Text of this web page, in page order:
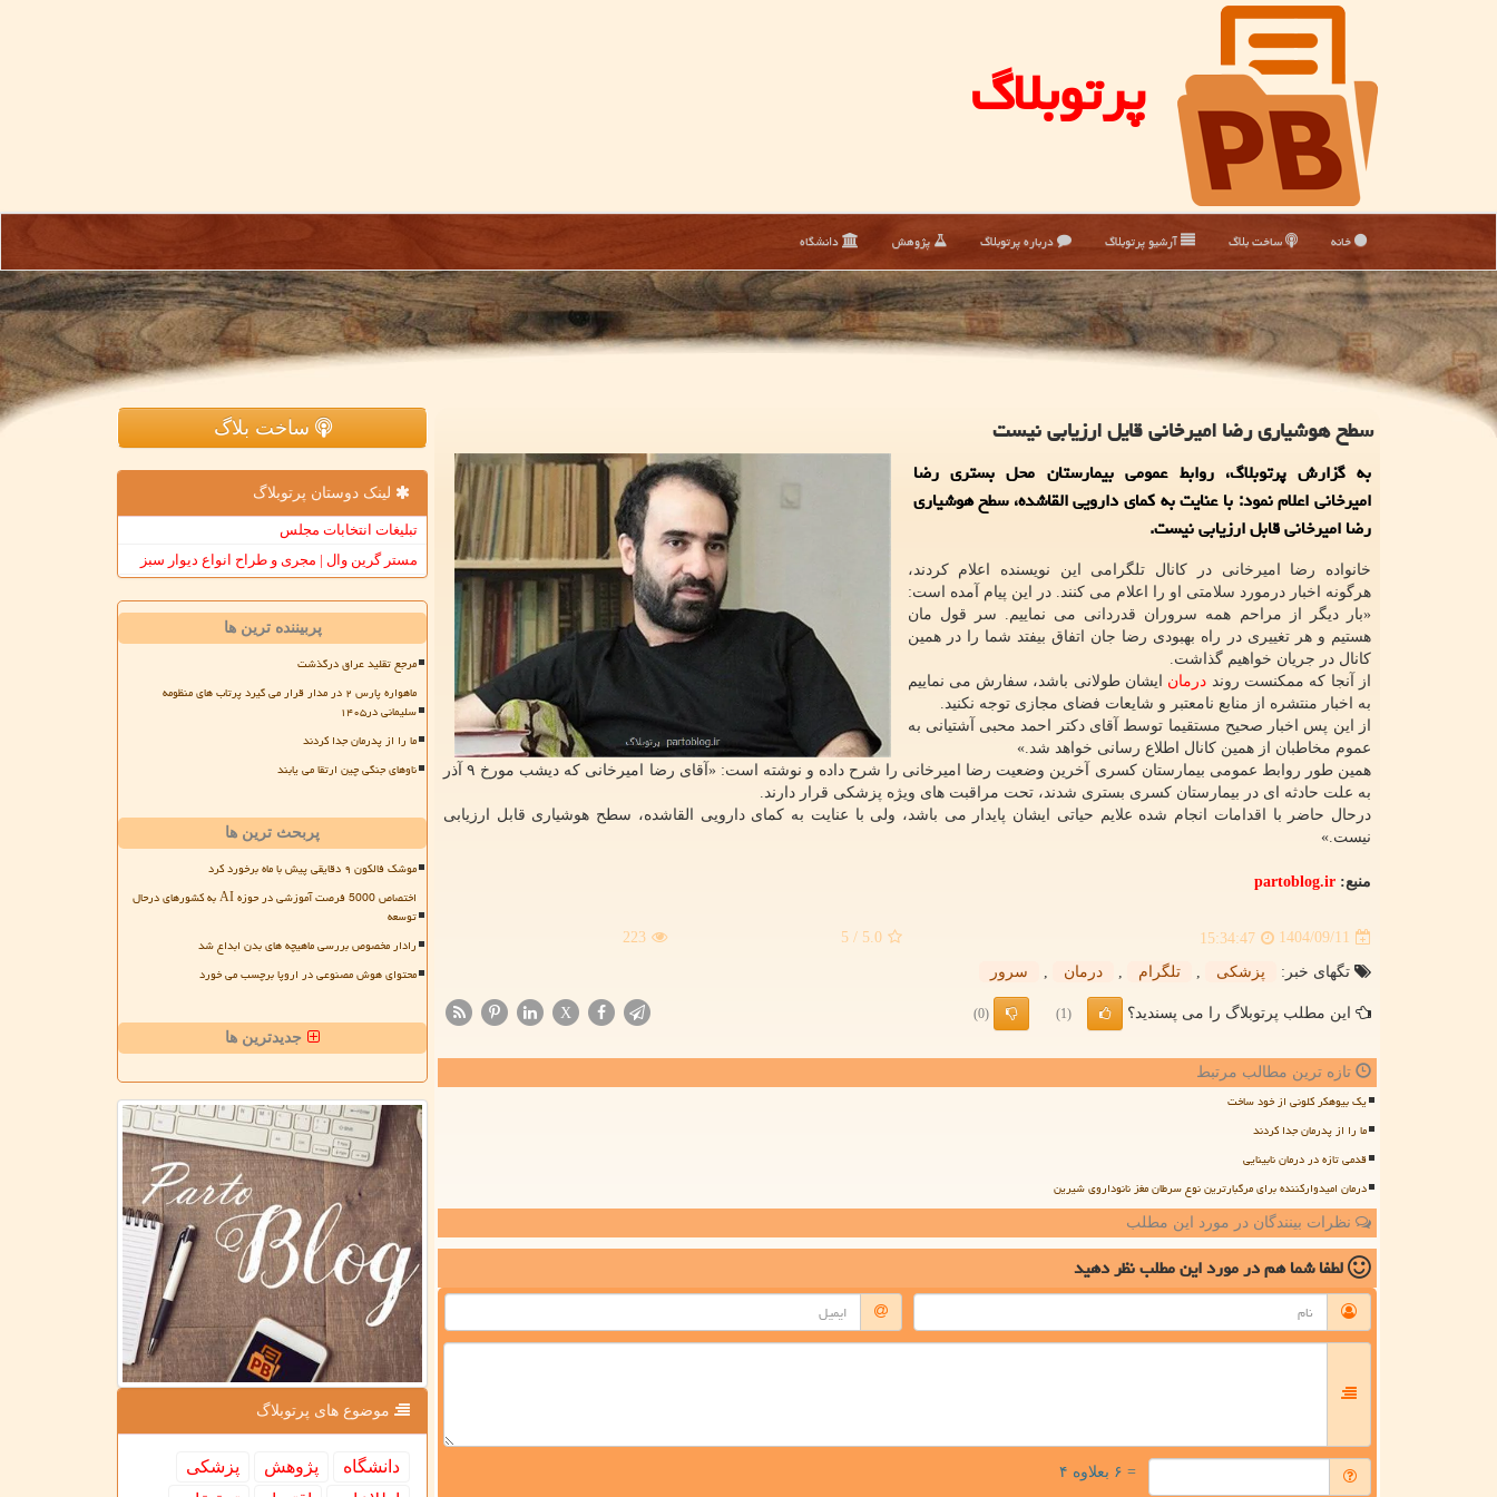
پرتوبلاگ
خانه ساخت بلاگ آرشیو پرتوبلاگ درباره پرتوبلاگ پژوهش دانشگاه
سطح هوشیاری رضا امیرخانی قایل ارزیابی نیست
به گزارش پرتوبلاگ، روابط عمومی بیمارستان محل بستری رضا
امیرخانی اعلام نمود: با عنایت به کمای دارویی القاشده، سطح هوشیاری
رضا امیرخانی قابل ارزیابی نیست.
خانواده رضا امیرخانی در کانال تلگرامی این نویسنده اعلام کردند،
هرگونه اخبار درمورد سلامتی او را اعلام می کنند. در این پیام آمده است:
«بار دیگر از مراحم همه سروران قدردانی می نماییم. سر قول مان
هستیم و هر تغییری در راه بهبودی رضا جان اتفاق بیفتد شما را در همین
کانال در جریان خواهیم گذاشت.
از آنجا که ممکنست روند درمان ایشان طولانی باشد، سفارش می نماییم
به اخبار منتشره از منابع نامعتبر و شایعات فضای مجازی توجه نکنید.
از این پس اخبار صحیح مستقیما توسط آقای دکتر احمد محبی آشتیانی به
عموم مخاطبان از همین کانال اطلاع رسانی خواهد شد.»
همین طور روابط عمومی بیمارستان کسری آخرین وضعیت رضا امیرخانی را شرح داده و نوشته است: «آقای رضا امیرخانی که دیشب مورخ ۹ آذر
به علت حادثه ای در بیمارستان کسری بستری شدند، تحت مراقبت های ویژه پزشکی قرار دارند.
درحال حاضر با اقدامات انجام شده علایم حیاتی ایشان پایدار می باشد، ولی با عنایت به کمای دارویی القاشده، سطح هوشیاری قابل ارزیابی
نیست.»
منبع: partoblog.ir
1404/09/11
15:34:47
5.0
/ 5
223
تگهای خبر: پزشكی , تلگرام , درمان , سرور
این مطلب پرتوبلاگ را می پسندید؟ (1)
(0)
X
تازه ترین مطالب مرتبط
یک بیوهکر کلونی از خود ساخت
ما را از پدرمان جدا کردند
قدمی تازه در درمان نابینایی
درمان امیدوارکننده برای مرگبارترین نوع سرطان مغز نانوداروی شیرین
نظرات بینندگان در مورد این مطلب
لطفا شما همدر مورد این مطلبنظر دهید
= ۶ بعلاوه ۴
ساخت بلاگ
لینک دوستان پرتوبلاگ
تبلیغات انتخابات مجلس
مستر گرین وال | مجری و طراح انواع دیوار سبز
پربیننده ترین ها
مرجع تقلید عراق درگذشت
ماهواره پارس ۲ در مدار قرار می گیرد پرتاب های منظومه
سلیمانی در۱۴۰۵
ما را از پدرمان جدا کردند
ناوهای جنگی چین ارتقا می یابند
پربحث ترین ها
موشک فالکون ۹ دقایقی پیش با ماه برخورد کرد
اختصاص 5000 فرصت آموزشی در حوزه AI به کشورهای درحال
توسعه
رادار مخصوص بررسی ماهیچه های بدن ابداع شد
محتوای هوش مصنوعی در اروپا برچسب می خورد
جدیدترین ها
موضوع های پرتوبلاگ
دانشگاه پژوهش
پزشكی